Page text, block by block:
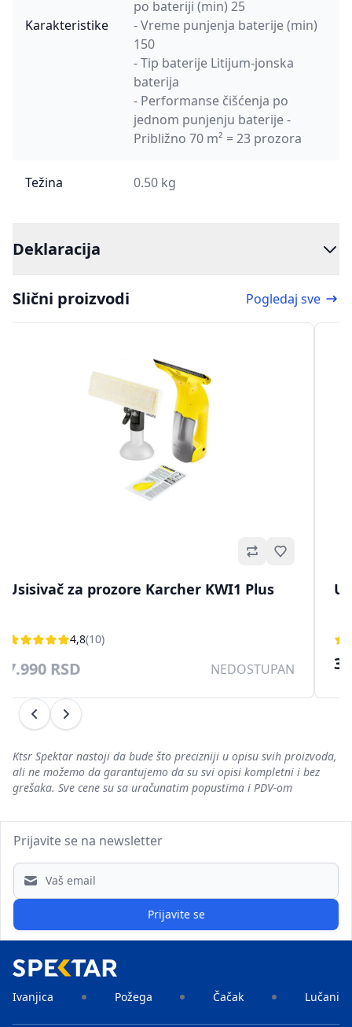
Karakteristike
po bateriji (min) 25
- Vreme punjenja baterije (min)
150
- Tip baterije Litijum-jonska
baterija
- Performanse čišćenja po
jednom punjenju baterije -
Približno 70 m² = 23 prozora
Težina 0.50 kg
Deklaracija
Slični proizvodi Pogledaj sve
Omiljeno
Usisivač za prozore Karcher KWI1 Plus
4,8(10)
7.990 RSD NEDOSTUPAN
Prethodni
Sledeći
Ktsr Spektar nastoji da bude što precizniji u opisu svih proizvoda,
ali ne možemo da garantujemo da su svi opisi kompletni i bez
grešaka. Sve cene su sa uračunatim popustima i PDV-om
Prijavite se na newsletter
Email address
Prijavite se
Ivanjica Požega Čačak Lučani